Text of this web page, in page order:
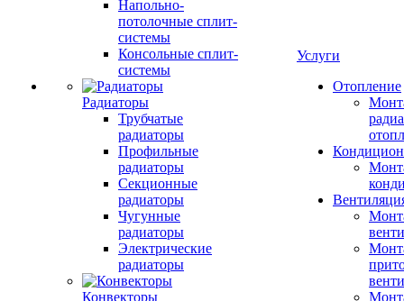
Напольно-
потолочные сплит-
системы
Консольные сплит-
системы
Радиаторы
Трубчатые
радиаторы
Профильные
радиаторы
Секционные
радиаторы
Чугунные
радиаторы
Электрические
радиаторы
Конвекторы
Услуги
Отопление